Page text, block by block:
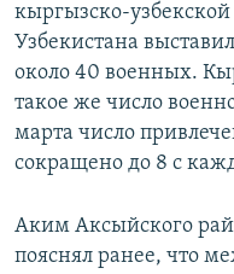
кыргызско-
Узбекистана
около 40 военных.
такое же число
марта число
сокращено до 8 с
Аким Аксыйского
пояснял ранее, что